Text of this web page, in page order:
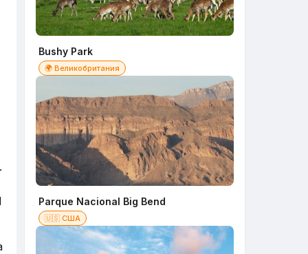
Bushy Park
🌍 Великобритания
Parque Nacional Big Bend
🇺🇸 США